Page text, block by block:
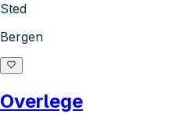
Sted
Bergen
Overlege